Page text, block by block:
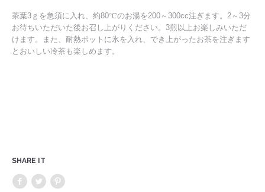
茶葉3ｇを急須に入れ、約80℃のお湯を200～300cc注ぎます。2～3分
お待ちいただいた後お召し上がりください。3煎以上お楽しみいただ
けます。また、耐熱ポットに氷を入れ、でき上がったお茶を注ぎます
とおいしい冷茶も楽しめます。
SHARE IT